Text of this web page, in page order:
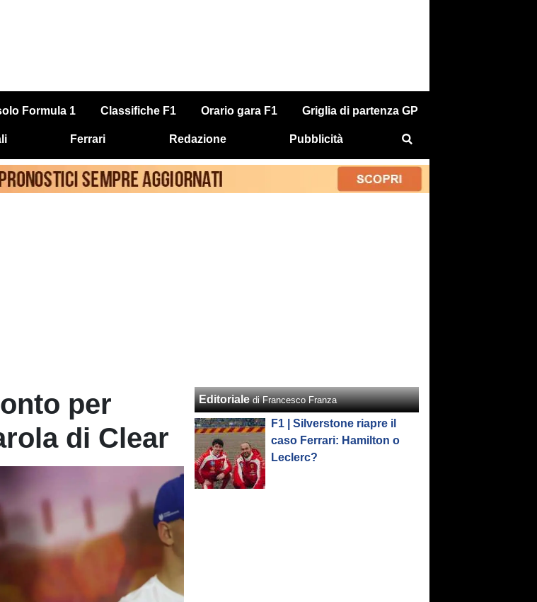
Formula 1 Classifiche F1 Orario gara F1 Griglia di partenza GP
Ferrari Redazione Pubblicità
per
di Clear
Editoriale di Francesco Franza
F1 | Silverstone riapre il
caso Ferrari: Hamilton o
Leclerc?